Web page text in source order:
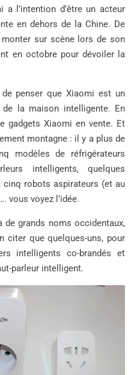
l’intention d’être un acteur
en dehors de la Chine. De
sur scène lors de son
en octobre pour dévoiler la
penser que Xiaomi est un
la maison intelligente. En
gadgets Xiaomi en vente. Et
montagne : il y a plus de
modèles de réfrigérateurs
intelligents, quelques
cinq robots aspirateurs (et au
vous voyez l’idée.
de grands noms occidentaux,
citer que quelques-uns, pour
intelligents co-brandés et
parleur intelligent.